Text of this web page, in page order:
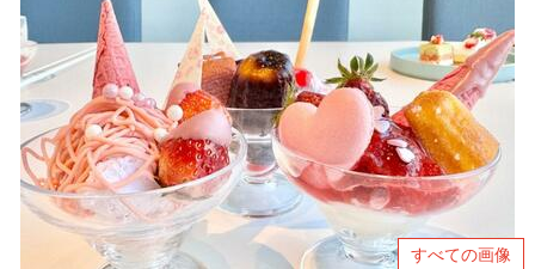
すべての画像